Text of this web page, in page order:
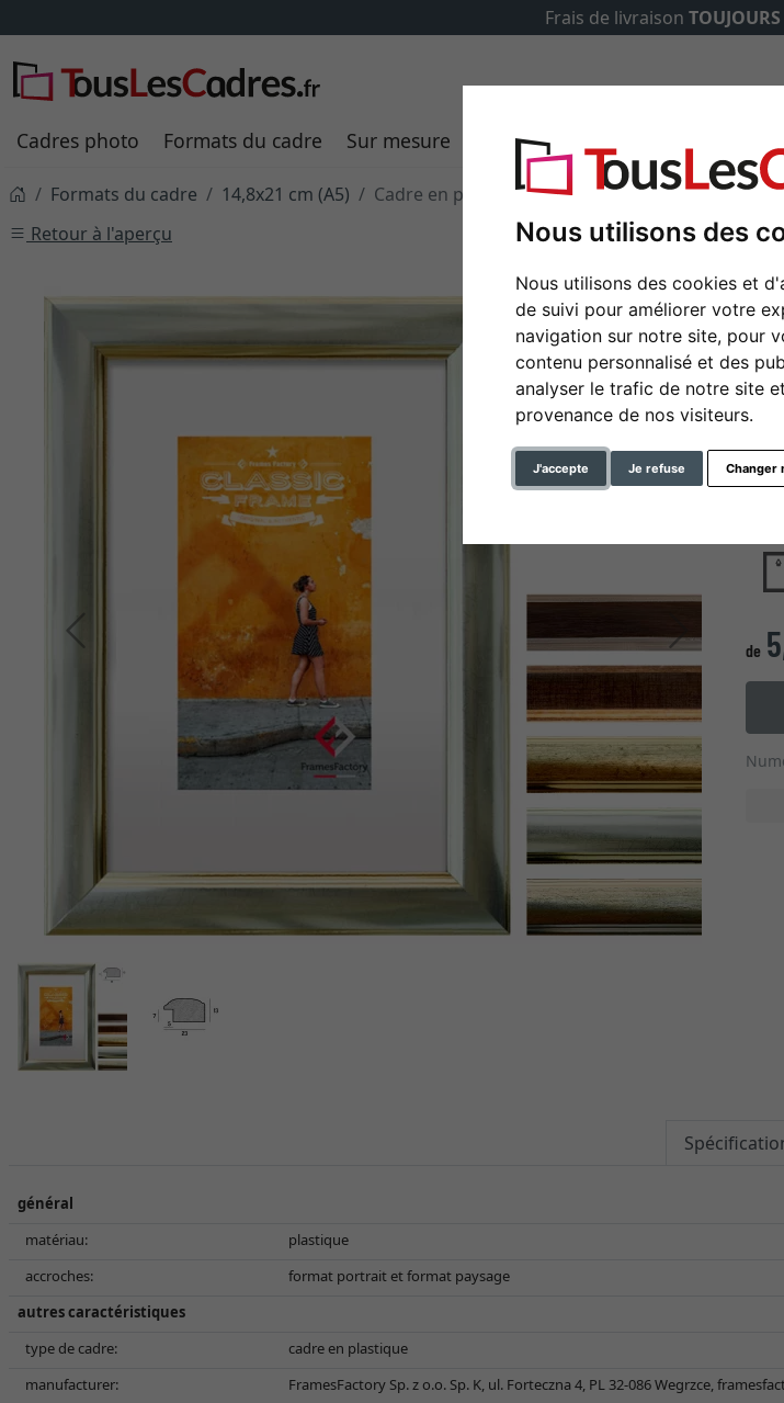
Nous utilisons des
Nous utilisons des cookies et
de suivi pour améliorer votre
navigation sur notre site, pour
contenu personnalisé et des
analyser le trafic de notre site
provenance de nos visiteurs.
J'accepte Je refuse Changer
Frais de livraison TOUJOURS
Cadres photo Formats du cadre Sur mesure Passe-partout
Formats du cadre 14,8x21 cm (A5)
Cadre en plastique Oregon
Retour à l'aperçu
Retour
de
général
matériau:
plastique
accroches:
format portrait et format paysage
autres caractéristiques
type de cadre:
cadre en plastique
manufacturer:
FramesFactory Sp. z o.o. Sp. K, ul. Forteczna 4, PL 32-086 Wegrzce,